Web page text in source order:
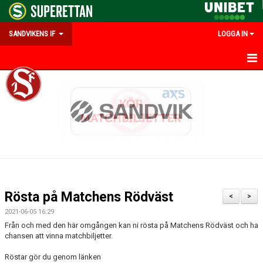
SANDVIKENS IF LOGGA IN
HEM
OM SANDVIKENS IF
#FRAMTIDSSUPPORTER
PARTNERS & MEDLEMSERBJUDANDEN
EMILIAS MINNESFOND
>
<
Rösta på Matchens Rödväst
2021-06-05 16:29
Från och med den här omgången kan ni rösta på Matchens Rödväst och ha
chansen att vinna matchbiljetter.
Röstar gör du genom länken